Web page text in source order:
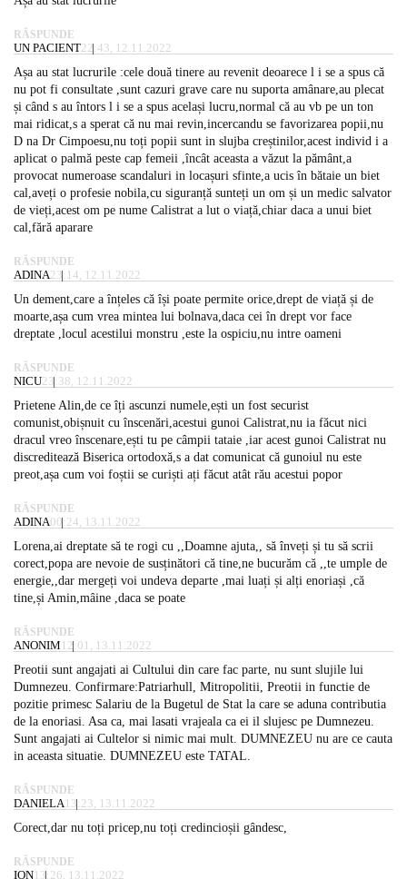
RĂSPUNDE
UN PACIENT22:43, 12.11.2022
Așa au stat lucrurile :cele două tinere au revenit deoarece l i se a spus că
nu pot fi consultate ,sunt cazuri grave care nu suporta amânare,au plecat
și când s au întors l i se a spus același lucru,normal că au vb pe un ton
mai ridicat,s a sperat că nu mai revin,incercandu se favorizarea popii,nu
D na Dr Cimpoesu,nu toți popii sunt in slujba creștinilor,acest individ i a
aplicat o palmă peste cap femeii ,încât aceasta a văzut la pământ,a
provocat numeroase scandaluri in locașuri sfinte,a ucis în bătaie un biet
cal,aveți o profesie nobila,cu siguranță sunteți un om și un medic salvator
de vieți,acest om pe nume Calistrat a lut o viață,chiar daca a unui biet
cal,fără aparare
RĂSPUNDE
ADINA23:14, 12.11.2022
Un dement,care a înțeles că își poate permite orice,drept de viață și de
moarte,așa cum vrea mintea lui bolnava,daca cei în drept vor face
dreptate ,locul acestilui monstru ,este la ospiciu,nu intre oameni
RĂSPUNDE
NICU23:38, 12.11.2022
Prietene Alin,de ce îți ascunzi numele,ești un fost securist
comunist,obișnuit cu înscenări,acestui gunoi Calistrat,nu ia făcut nici
dracul vreo înscenare,ești tu pe câmpii tataie ,iar acest gunoi Calistrat nu
discreditează Biserica ortodoxă,s a dat comunicat că gunoiul nu este
preot,așa cum voi foștii se curiști ați făcut atât rău acestui popor
RĂSPUNDE
ADINA00:24, 13.11.2022
Lorena,ai dreptate să te rogi cu ,,Doamne ajuta,, să înveți și tu să scrii
corect,popa are nevoie de susținători că tine,ne bucurăm că ,,te umple de
energie,,dar mergeți voi undeva departe ,mai luați și alți enoriași ,că
tine,și Amin,mâine ,daca se poate
RĂSPUNDE
ANONIM 12:01, 13.11.2022
Preotii sunt angajati ai Cultului din care fac parte, nu sunt slujile lui
Dumnezeu. Confirmare:Patriarhull, Mitropolitii, Preotii in functie de
pozitie primesc Salariu de la Bugetul de Stat la care se aduna contributia
de la enoriasi. Asa ca, mai lasati vrajeala ca ei il slujesc pe Dumnezeu.
Sunt angajati ai Cultelor si nimic mai mult. DUMNEZEU nu are ce cauta
in aceasta situatie. DUMNEZEU este TATAL.
RĂSPUNDE
DANIELA 13:23, 13.11.2022
Corect,dar nu toți pricep,nu toți credincioșii gândesc,
RĂSPUNDE
ION13:26, 13.11.2022